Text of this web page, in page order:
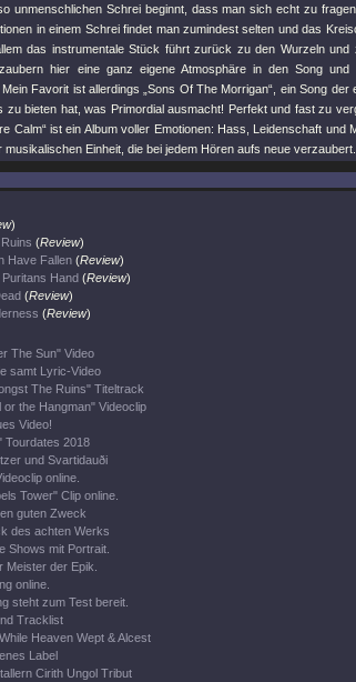
unmenschlichen Schrei beginnt, dass man sich echt zu
in einem Schrei findet man zumindest selten und das
das instrumentale Stück führt zurück zu den Wurzeln und
hier eine ganz eigene Atmosphäre in den Song
Favorit ist allerdings „Sons Of The Morrigan“, ein Song
zu bieten hat, was Primordial ausmacht! Perfekt und fast zu
Calm“ ist ein Album voller Emotionen: Hass, Leidenschaft und
Einheit, die bei jedem Hören aufs neue verzaubert.
)
(Review)
Have Fallen (Review)
Puritans Hand (Review)
(Review)
(Review)
The Sun" Video
samt Lyric-Video
The Ruins" Titeltrack
or the Hangman" Videoclip
Video!
Tourdates 2018
und Svartidauði
online.
Tower" Clip online.
guten Zweck
des achten Werks
Shows mit Portrait.
Meister der Epik.
online.
steht zum Test bereit.
Tracklist
Heaven Wept & Alcest
Label
Cirith Ungol Tribut